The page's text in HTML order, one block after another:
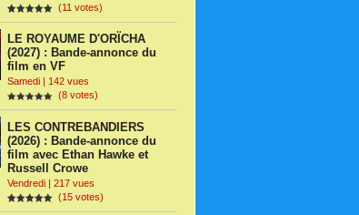
(11 votes)
LE ROYAUME D'ORÏCHA
(2027) : Bande-annonce du
film en VF
Samedi | 142 vues
(8 votes)
LES CONTREBANDIERS
(2026) : Bande-annonce du
film avec Ethan Hawke et
Russell Crowe
Vendredi | 217 vues
(15 votes)